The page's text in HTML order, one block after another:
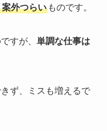
外つらいものです。
すが、 単調な仕事は
ず、ミスも増えるで